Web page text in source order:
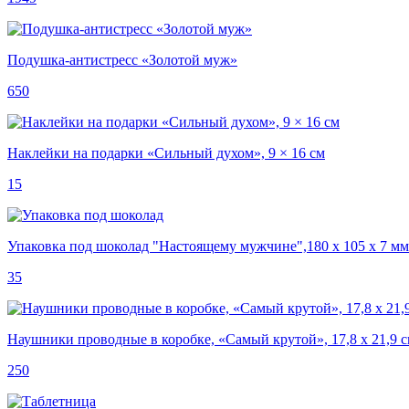
Подушка-антистресс «Золотой муж»
650
Наклейки на подарки «Сильный духом», 9 × 16 см
15
Упаковка под шоколад "Настоящему мужчине",180 х 105 х 7 мм
35
Наушники проводные в коробке, «Самый крутой», 17,8 х 21,9
250